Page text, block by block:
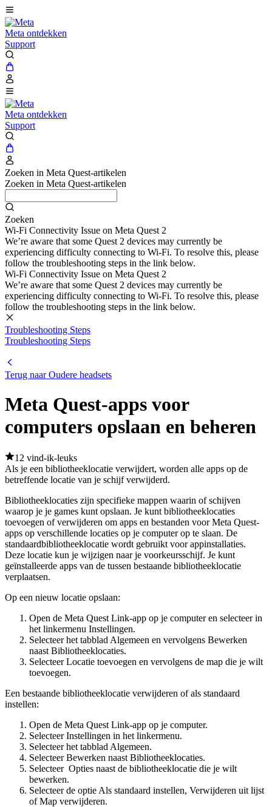
Meta ontdekken
Support
Meta ontdekken
Support
Zoeken in Meta Quest-artikelen
Zoeken in Meta Quest-artikelen
Zoeken
Wi-Fi Connectivity Issue on Meta Quest 2
We’re aware that some Quest 2 devices may currently be
experiencing difficulty connecting to Wi-Fi. To resolve this, please
follow the troubleshooting steps in the link below.
Wi-Fi Connectivity Issue on Meta Quest 2
We’re aware that some Quest 2 devices may currently be
experiencing difficulty connecting to Wi-Fi. To resolve this, please
follow the troubleshooting steps in the link below.
Troubleshooting Steps
Troubleshooting Steps
Terug naar Oudere headsets
Meta Quest-apps voor
computers opslaan en beheren
12 vind-ik-leuks
Als je een bibliotheeklocatie verwijdert, worden alle apps op de
betreffende locatie van je schijf verwijderd.
Bibliotheeklocaties zijn specifieke mappen waarin of schijven
waarop je je games kunt opslaan. Je kunt bibliotheeklocaties
toevoegen of verwijderen om apps en bestanden voor Meta Quest-
apps op verschillende locaties op je computer op te slaan. De
standaardbibliotheeklocatie wordt gebruikt voor appinstallaties.
Deze locatie kun je wijzigen naar je voorkeursschijf. Je kunt
geïnstalleerde apps van de tussen bestaande bibliotheeklocatie
verplaatsen.
Op een nieuw locatie opslaan:
Open de Meta Quest Link-app op je computer en selecteer in
het linkermenu Instellingen.
Selecteer het tabblad Algemeen en vervolgens Bewerken
naast Bibliotheeklocaties.
SelecteerLocatie toevoegen en vervolgens de map die je wilt
toevoegen.
Een bestaande bibliotheeklocatie verwijderen of als standaard
instellen:
Open de Meta Quest Link-app op je computer.
SelecteerInstellingen in het linkermenu.
Selecteer het tabblad Algemeen.
SelecteerBewerken naast Bibliotheeklocaties.
Selecteer Opties naast de bibliotheeklocatie die je wilt
bewerken.
Selecteer de optie Als standaard instellen, Verwijderen uit lijst
ofMap verwijderen.